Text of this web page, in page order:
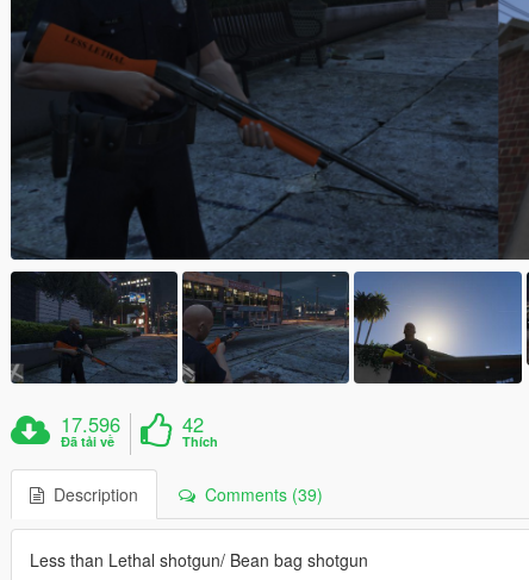
17.596
Đã tải về
42
Thích
Description Comments (39)
Less than Lethal shotgun/ Bean bag shotgun